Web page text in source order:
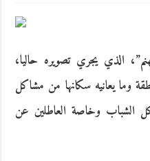
الذي يجري تصويره حاليا،
وما يعانيه سكانها من مشاكل
الشباب وخاصة العاطلين عن